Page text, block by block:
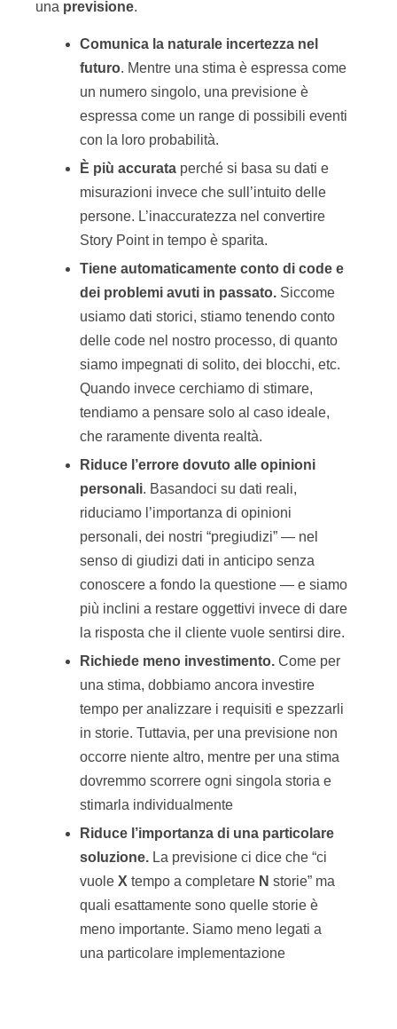
una previsione.
Comunica la naturale incertezza nel
futuro. Mentre una stima è espressa come
un numero singolo, una previsione è
espressa come un range di possibili eventi
con la loro probabilità.
È più accurata perché si basa su dati e
misurazioni invece che sull’intuito delle
persone. L’inaccuratezza nel convertire
Story Point in tempo è sparita.
Tiene automaticamente conto di code e
dei problemi avuti in passato. Siccome
usiamo dati storici, stiamo tenendo conto
delle code nel nostro processo, di quanto
siamo impegnati di solito, dei blocchi, etc.
Quando invece cerchiamo di stimare,
tendiamo a pensare solo al caso ideale,
che raramente diventa realtà.
Riduce l’errore dovuto alle opinioni
personali. Basandoci su dati reali,
riduciamo l’importanza di opinioni
personali, dei nostri “pregiudizi” — nel
senso di giudizi dati in anticipo senza
conoscere a fondo la questione — e siamo
più inclini a restare oggettivi invece di dare
la risposta che il cliente vuole sentirsi dire.
Richiede meno investimento. Come per
una stima, dobbiamo ancora investire
tempo per analizzare i requisiti e spezzarli
in storie. Tuttavia, per una previsione non
occorre niente altro, mentre per una stima
dovremmo scorrere ogni singola storia e
stimarla individualmente
Riduce l’importanza di una particolare
soluzione. La previsione ci dice che “ci
vuole X tempo a completare N storie” ma
quali esattamente sono quelle storie è
meno importante. Siamo meno legati a
una particolare implementazione